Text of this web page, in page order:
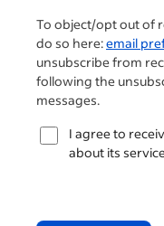
To object/opt out of
do so here:email
unsubscribe from
following the
messages.
I agree to
about its